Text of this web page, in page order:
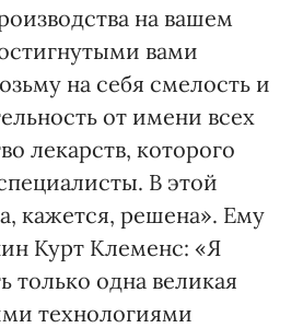
на вашем
вами
на себя смелость и
от имени всех
лекарств, которого
В этой
кажется, решена». Ему
Курт Клеменс: «Я
только одна великая
технологиями